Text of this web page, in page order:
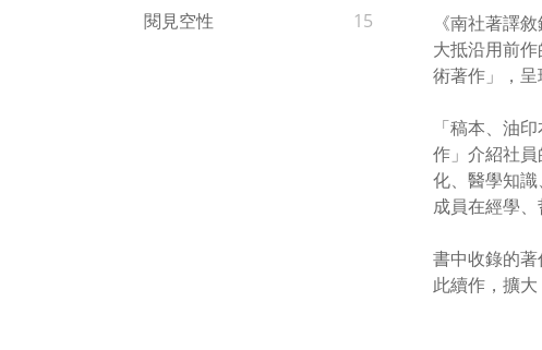
閱見空性
15
《南社著譯
大抵沿用前
術著作」，呈
「稿本、油
作」介紹社
化、醫學知
成員在經學
書中收錄的
此續作，擴